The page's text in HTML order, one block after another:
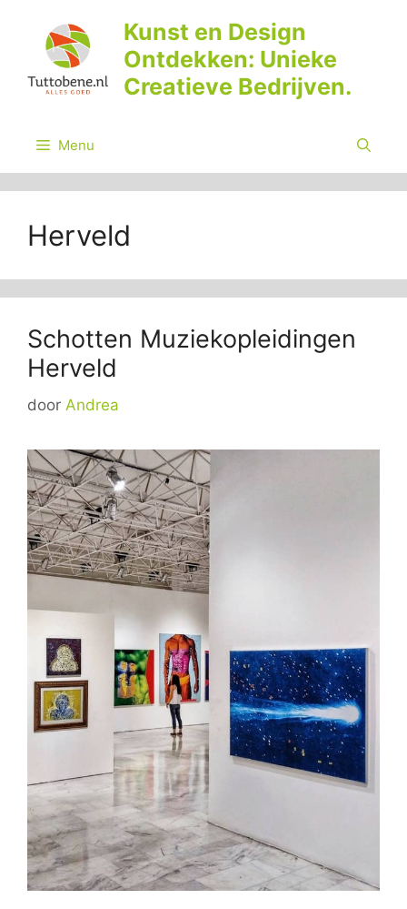
inhoud
Kunst en Design
Ontdekken: Unieke
Creatieve Bedrijven.
Menu
Herveld
Schotten Muziekopleidingen
Herveld
door Andrea